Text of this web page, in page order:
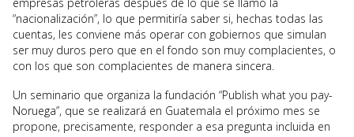
“nacionalización”, lo que permitiría saber si, hechas todas las
cuentas, les conviene más operar con gobiernos que simulan
ser muy duros pero que en el fondo son muy complacientes, o
con los que son complacientes de manera sincera.
Un seminario que organiza la fundación “Publish what you pay-
Noruega”, que se realizará en Guatemala el próximo mes se
propone, precisamente, responder a esa pregunta incluida en